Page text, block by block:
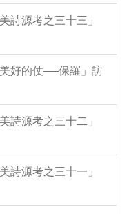
詩源考之三十三」
好的仗──保羅」訪
詩源考之三十二」
詩源考之三十一」